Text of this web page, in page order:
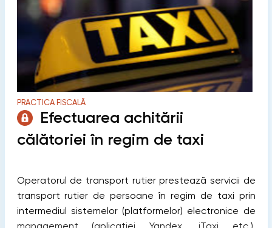
PRACTICA FISCALĂ
Efectuarea achitării
călătoriei în regim de taxi
Operatorul de transport rutier prestează servicii de
transport rutier de persoane în regim de taxi prin
intermediul sistemelor (platformelor) electronice de